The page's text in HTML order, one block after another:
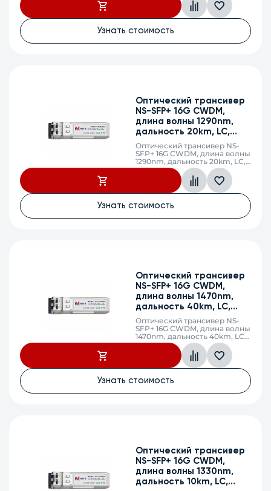
Узнать стоимость
Оптический трансивер
NS-SFP+ 16G CWDM,
длина волны 1290nm,
дальность 20km, LC,
DDM
Оптический трансивер NS-
SFP+ 16G CWDM, длина волны
1290nm, дальность 20km, LC,
DDM
Узнать стоимость
Оптический трансивер
NS-SFP+ 16G CWDM,
длина волны 1470nm,
дальность 40km, LC,
DDM
Оптический трансивер NS-
SFP+ 16G CWDM, длина волны
1470nm, дальность 40km, LC,
DDM
Узнать стоимость
Оптический трансивер
NS-SFP+ 16G CWDM,
длина волны 1330nm,
дальность 10km, LC,